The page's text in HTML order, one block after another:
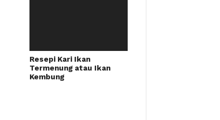
Resepi Kari Ikan
Termenung atau Ikan
Kembung